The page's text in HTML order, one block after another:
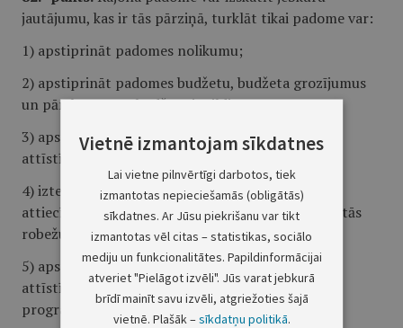
jautājumu, kas ir tās pārziņā, turklāt tikai padome var:
1) apstiprināt padomes nolikumu;
2) apstiprināt padomes budžetu, budžeta grozījumus
un pārskatus par budžeta izpildi;
3) apstiprināt rajona sociālās un ekonomiskās
attīstības plānu un teritorijas attīstības plānu;
4) izteikt priekšlikumus un dot atzinumus par
attiecīgās administratīvās teritorijas likvidēšanu, tās
robežu grozīšanu vai nosaukuma maiņu;
5) apstiprināt rajona sociālās un ekonomiskās
attīstības un vides aizsardzības perspektīvās
programmas;
Vietnē izmantojam sīkdatnes
Lai vietne pilnvērtīgi darbotos, tiek
izmantotas nepieciešamās (obligātās)
sīkdatnes. Ar Jūsu piekrišanu var tikt
izmantotas vēl citas – statistikas, sociālo
mediju un funkcionalitātes. Papildinformācijai
atveriet "Pielāgot izvēli". Jūs varat jebkurā
brīdī mainīt savu izvēli, atgriežoties šajā
vietnē. Plašāk –sīkdatņu politikā.